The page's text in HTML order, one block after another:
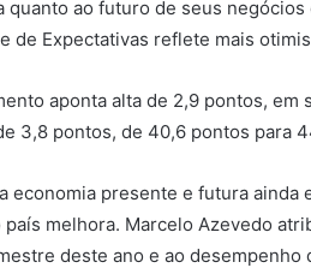
ao futuro de seus
Expectativas reflete mais
aponta alta de 2,9 pontos,
3,8 pontos, de 40,6 pontos para
presente e futura
melhora. Marcelo Azevedo
deste ano e ao desempenho